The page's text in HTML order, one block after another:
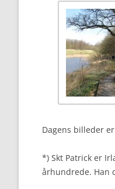
Dagens billeder
*) Skt Patrick er
århundrede. Han